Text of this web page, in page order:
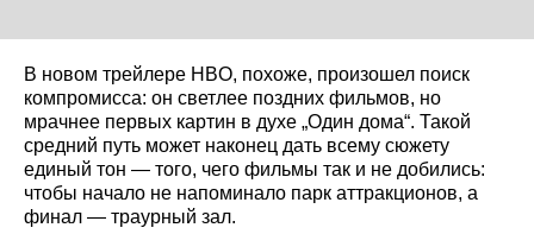
В новом трейлере HBO, похоже, произошел поиск
компромисса: он светлее поздних фильмов, но
мрачнее первых картин в духе „Один дома“. Такой
средний путь может наконец дать всему сюжету
единый тон — того, чего фильмы так и не добились:
чтобы начало не напоминало парк аттракционов, а
финал — траурный зал.